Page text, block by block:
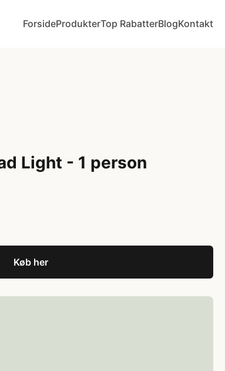
ForsideProdukterTop RabatterBlogKontakt
Light - 1 person
Køb her